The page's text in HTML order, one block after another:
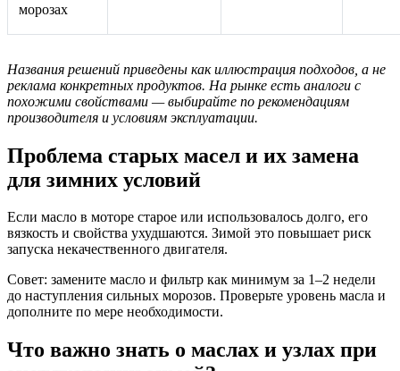
морозах
Названия решений приведены как иллюстрация подходов, а не
реклама конкретных продуктов. На рынке есть аналоги с
похожими свойствами — выбирайте по рекомендациям
производителя и условиям эксплуатации.
Проблема старых масел и их замена
для зимних условий
Если масло в моторе старое или использовалось долго, его
вязкость и свойства ухудшаются. Зимой это повышает риск
запуска некачественного двигателя.
Совет: замените масло и фильтр как минимум за 1–2 недели
до наступления сильных морозов. Проверьте уровень масла и
дополните по мере необходимости.
Что важно знать о маслах и узлах при